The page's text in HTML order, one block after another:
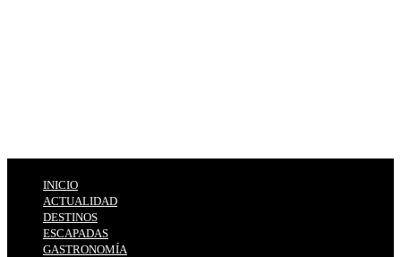
INICIO
ACTUALIDAD
DESTINOS
ESCAPADAS
GASTRONOMÍA